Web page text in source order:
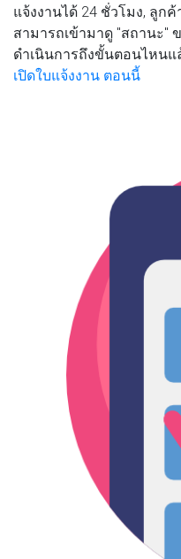
แจ้งงานได้ 24 ชั่วโมง, ลูก
สามารถเข้ามาดู "สถานะ"
ดำเนินการถึงขั้นตอนไหนแ
เปิดใบแจ้งงาน ตอนนี้